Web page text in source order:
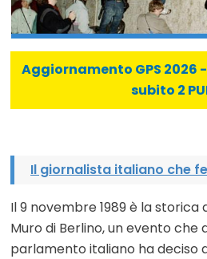
Aggiornamento GPS 2026
subito 2
Il giornalista italiano che
Il 9 novembre 1989 è la
Muro di Berlino, un evento che
parlamento italiano ha deciso